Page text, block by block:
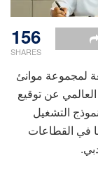
156
SHARES
لمجموعة موانئ
عن توقيع
التشغيل
في القطاعات